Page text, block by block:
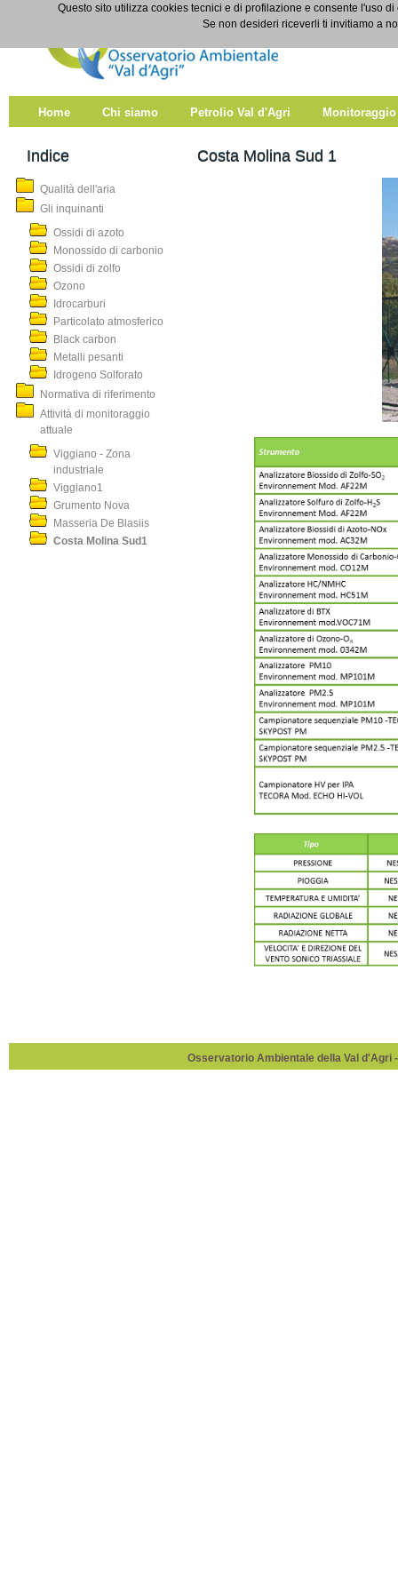
Salta al contenuto
Costa Molina Sud1
Home Chi siamo Petrolio Val d'Agri Monitoraggio
Indice
Qualità dell'aria
Gli inquinanti
Ossidi di azoto
Monossido di carbonio
Ossidi di zolfo
Ozono
Idrocarburi
Particolato atmosferico
Black carbon
Metalli pesanti
Idrogeno Solforato
Normativa di riferimento
Attività di monitoraggio
attuale
Viggiano - Zona
industriale
Viggiano1
Grumento Nova
Masseria De Blasiis
Costa Molina Sud1
Costa Molina Sud 1
Osservatorio Ambientale della Val d'Agri
Questo sito utilizza cookies tecnici e di profilazione e consente l'uso
Se non desideri riceverli ti invitiamo a